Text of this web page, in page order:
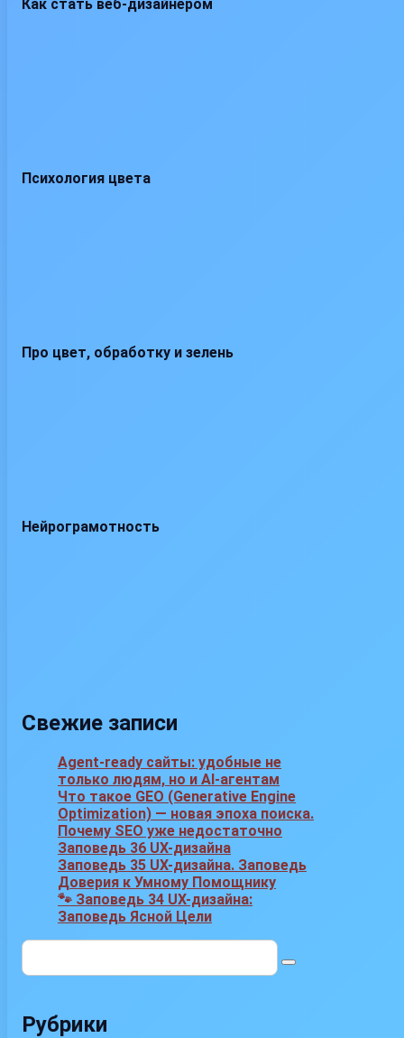
Как стать веб-дизайнером
Психология цвета
Про цвет, обработку и зелень
Нейрограмотность
Свежие записи
Agent-ready сайты: удобные не
только людям, но и AI-агентам
Что такое GEO (Generative Engine
Optimization) — новая эпоха поиска.
Почему SEO уже недостаточно
Заповедь 36 UX-дизайна
Заповедь 35 UX-дизайна. Заповедь
Доверия к Умному Помощнику
🐾 Заповедь 34 UX-дизайна:
Заповедь Ясной Цели
Поиск:
Рубрики